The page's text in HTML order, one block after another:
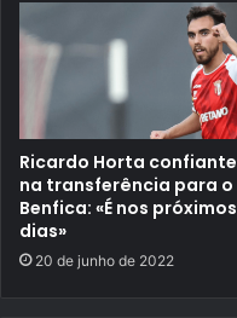
Ricardo Horta confiante
na transferência para o
Benfica: «É nos próximos
dias»
20 de junho de 2022